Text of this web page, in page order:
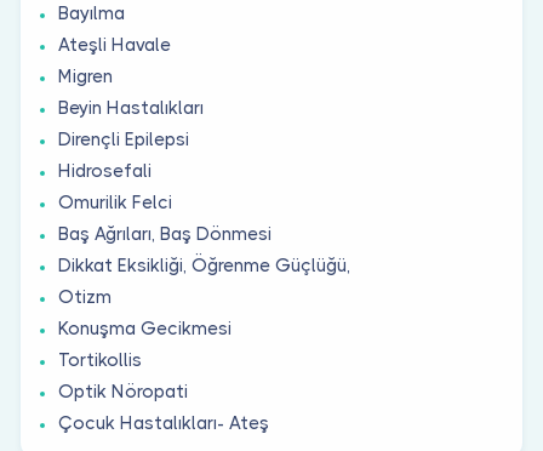
Bayılma
Ateşli Havale
Migren
Beyin Hastalıkları
Dirençli Epilepsi
Hidrosefali
Omurilik Felci
Baş Ağrıları, Baş Dönmesi
Dikkat Eksikliği, Öğrenme Güçlüğü,
Otizm
Konuşma Gecikmesi
Tortikollis
Optik Nöropati
Çocuk Hastalıkları- Ateş